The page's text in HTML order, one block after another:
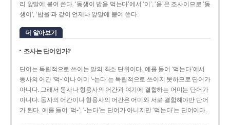
리 앞말에 붙여 쓴다. ‘동생이 밥을 먹는다’에서 ‘이’, ‘을’은 조사이므로 ‘동
생이’, ‘밥을’과 같이 언제나 앞말에 붙여 쓴다.
더 알아보기
조사는 단어인가?
단어는 독립적으로 쓰이는 말의 최소 단위이다. 예를 들어 ‘먹는다’에서
동사의 어간 ‘먹-­’이나 어미 ‘­-는다’는 독립적으로 쓰이지 못하므로 단어가
아니다. 그래서 동사나 형용사의 어간과 여기에 결합하는 어미는 단어가
아니다. 동사의 어간이나 형용사의 어간은 어미와 서로 결합해야만 단어
가 된다. 예를 들어 ‘먹-’, ‘-는다’는 단어가 아니지만 ‘먹는다’는 단어이다.